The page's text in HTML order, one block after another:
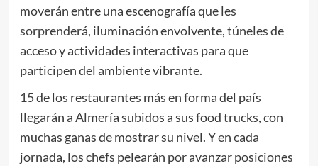
moverán entre una escenografía que les
sorprenderá, iluminación envolvente, túneles de
acceso y actividades interactivas para que
participen del ambiente vibrante.
15 de los restaurantes más en forma del país
llegarán a Almería subidos a sus food trucks, con
muchas ganas de mostrar su nivel. Y en cada
jornada, los chefs pelearán por avanzar posiciones